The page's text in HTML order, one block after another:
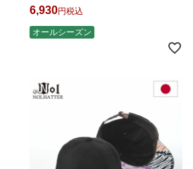
6,930 税込
オールシーズン